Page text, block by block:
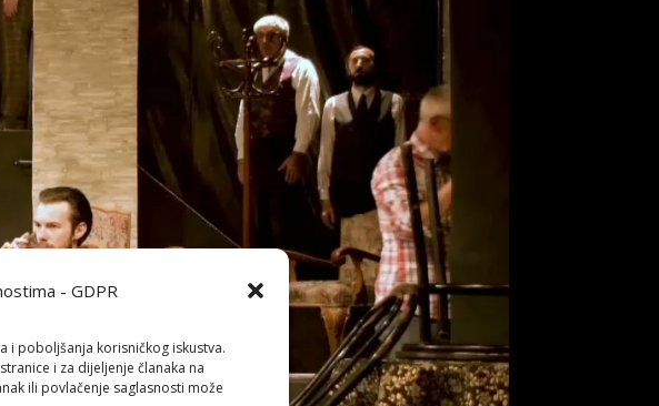
- GDPR
i poboljšanja korisničkog iskustva.
i za dijeljenje članaka na
ili povlačenje saglasnosti može